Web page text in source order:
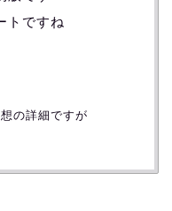
トですね
の詳細ですが